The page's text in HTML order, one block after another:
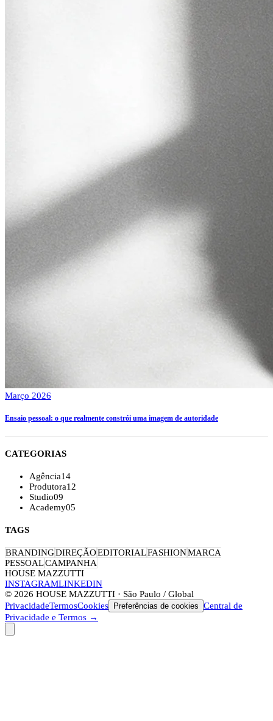
Março 2026
Ensaio pessoal: o que realmente constrói uma imagem de autoridade
CATEGORIAS
Agência14
Produtora12
Studio09
Academy05
TAGS
BRANDINGDIREÇÃOEDITORIALFASHIONMARCA
PESSOALCAMPANHA
HOUSE MAZZUTTI
INSTAGRAMLINKEDIN
© 2026 HOUSE MAZZUTTI · São Paulo / Global
PrivacidadeTermosCookies Preferências de cookies Central de
Privacidade e Termos →